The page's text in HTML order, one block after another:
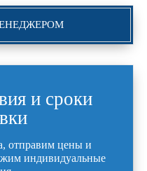
и сроки
отправим цены и
индивидуальные